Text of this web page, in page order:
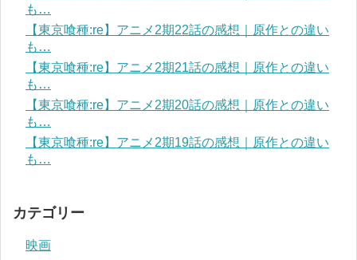
も…
【東京喰種:re】アニメ2期22話の感想｜原作との違い
も…
【東京喰種:re】アニメ2期21話の感想｜原作との違い
も…
【東京喰種:re】アニメ2期20話の感想｜原作との違い
も…
【東京喰種:re】アニメ2期19話の感想｜原作との違い
も…
カテゴリー
映画